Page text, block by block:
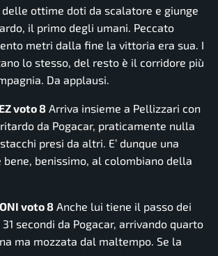
delle ottime doti da scalatore e giunge
il primo degli umani. Peccato
metri dalla fine la vittoria era sua. I
lo stesso, del resto è il corridore più
Da applausi.
voto 8 Arriva insieme a Pellizzari con
da Pogacar, praticamente nulla
presi da altri. E’ dunque una
bene, benissimo, al colombiano della
voto 8 Anche lui tiene il passo dei
secondi da Pogacar, arrivando quarto
ma mozzata dal maltempo. Se la